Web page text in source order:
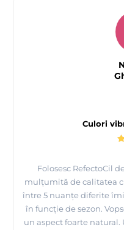
Culori
Folosesc RefectoCil
mulțumită de calitatea
între 5 nuanțe diferite
în funcție de sezon.
un aspect foarte natural.